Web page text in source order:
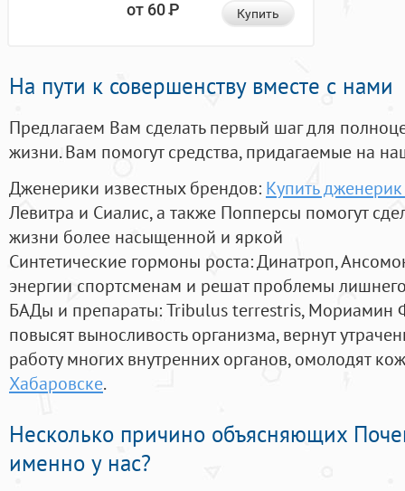
от 60Р Купить
На пути к совершенству вместе с нами
Предлагаем Вам сделать первый шаг для
жизни. Вам помогут средства, придагаемые на
Дженерики известных брендов: Купить
Левитра и Сиалис, а также Попперсы помогут
жизни более насыщенной и яркой
Синтетические гормоны роста: Динатроп,
энергии спортсменам и решат проблемы
БАДы и препараты:Tribulus terrestris, Мориамин
повысят выносливость организма, вернут
работу многих внутренних органов, омолодят
Хабаровске.
Несколько причино объясняющих
именно у нас?